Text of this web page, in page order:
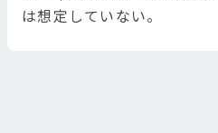
は想定していない。